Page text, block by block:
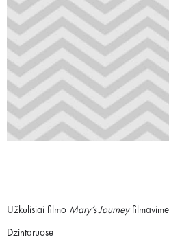
Užkulisiai filmo Mary’s Journey
Dzintaruose